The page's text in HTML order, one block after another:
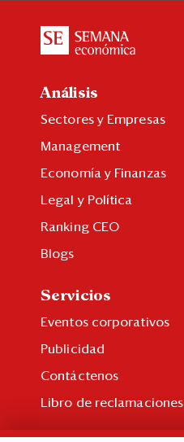
Análisis
Sectores y Empresas
Management
Economía y Finanzas
Legal y Política
Ranking CEO
Blogs
Servicios
Eventos corporativos
Publicidad
Contáctenos
Libro de reclamaciones